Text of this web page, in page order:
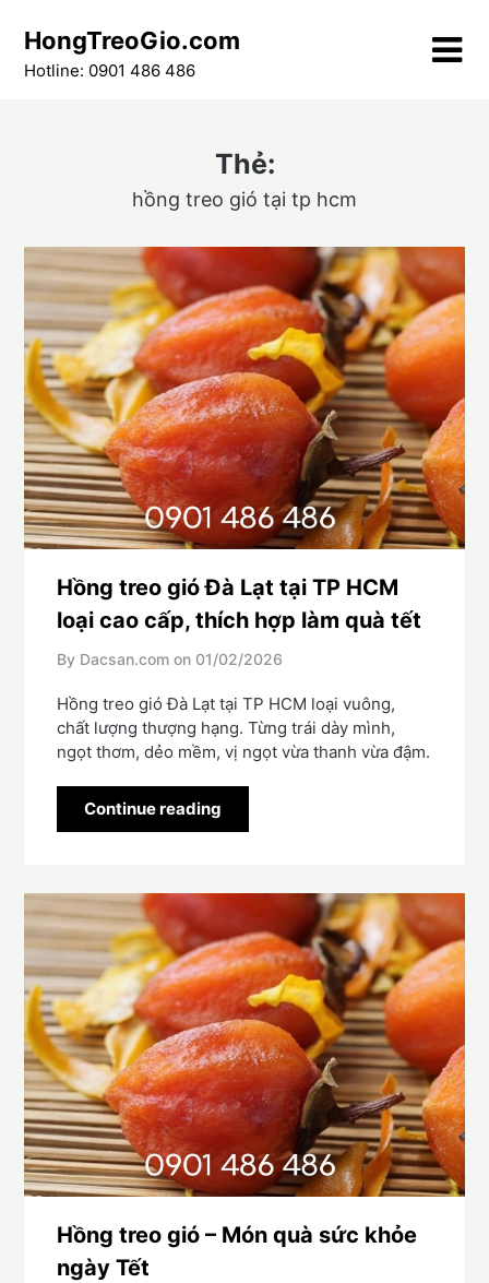
content
HongTreoGio.com
Hotline: 0901 486 486
Thẻ:
hồng treo gió tại tp hcm
Hồng treo gió Đà Lạt tại TP HCM
loại cao cấp, thích hợp làm quà tết
By Dacsan.com on 01/02/2026
Hồng treo gió Đà Lạt tại TP HCM loại vuông,
chất lượng thượng hạng. Từng trái dày mình,
ngọt thơm, dẻo mềm, vị ngọt vừa thanh vừa đậm.
Continue reading
Hồng treo gió – Món quà sức khỏe
ngày Tết